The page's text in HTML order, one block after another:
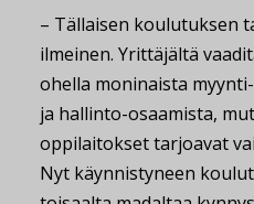
– Tällaisen koulutuksen
ilmeinen. Yrittäjältä
ohella moninaista
ja hallinto-osaamista,
oppilaitokset tarjoavat
Nyt käynnistyneen